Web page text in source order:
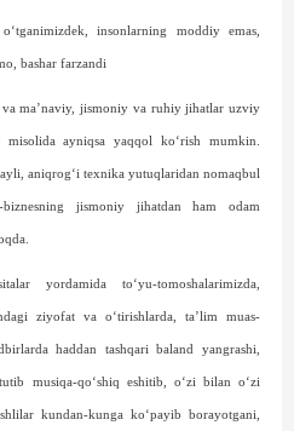
insonlarning moddiy emas,
bashar farzandi
ma’naviy, jis­moniy va ruhiy jihatlar uzviy
ayniqsa yaqqol ko‘rish mumkin.
aniqrog‘i texnika yutuqlaridan nomaqbul
biznesning jismoniy jihatdan ham odam
yordamida to‘yu-tomoshalarimizda,
ziyofat va o‘tirishlarda, ta’lim muas­
haddan tashqari baland yangrashi,
musiqa-qo‘shiq eshitib, o‘zi bilan o‘zi
kundan-kunga ko‘payib borayotgani,